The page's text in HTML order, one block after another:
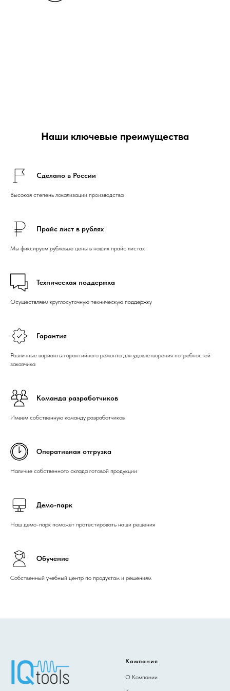
Наши ключевые преимущества
Сделано в России
Высокая степень локализации производства
Прайс лист в рублях
Мы фиксируем рублевые цены в наших прайс листах
Техническая поддержка
Осуществляем круглосуточную техническую поддержку
Гарантия
Различные варианты гарантийного ремонта для удовлетворения потребностей
заказчика
Команда разработчиков
Имеем собственную команду разработчиков
Оперативная отгрузка
Наличие собственного склада готовой продукции
Демо-парк
Наш демо-парк поможет протестировать наши решения
Обучение
Собственный учебный центр по продуктам и решениям
Компания
О Компании